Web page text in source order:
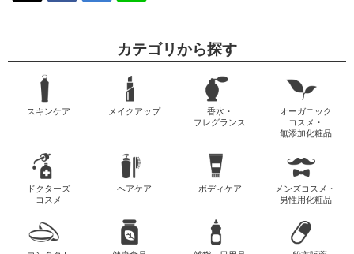
カテゴリから探す
スキンケア メイクアップ
香水・
フレグランス
オーガニック
コスメ・
無添加化粧品
ドクターズ
コスメ
ヘアケア ボディケア
メンズコスメ・
男性用化粧品